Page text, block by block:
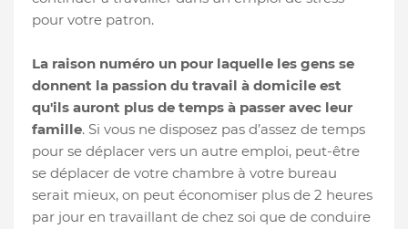
pour votre patron.
La raison numéro un pour laquelle les gens se
donnent la passion du travail à domicile est
qu'ils auront plus de temps à passer avec leur
famille. Si vous ne disposez pas d’assez de temps
pour se déplacer vers un autre emploi, peut-être
se déplacer de votre chambre à votre bureau
serait mieux, on peut économiser plus de 2 heures
par jour en travaillant de chez soi que de conduire